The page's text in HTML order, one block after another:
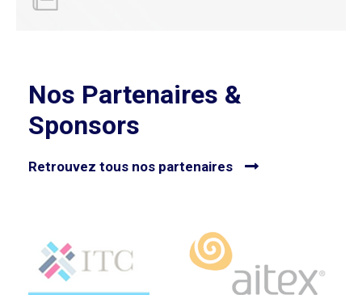
Nos Partenaires &
Sponsors
Retrouvez tous nos partenaires